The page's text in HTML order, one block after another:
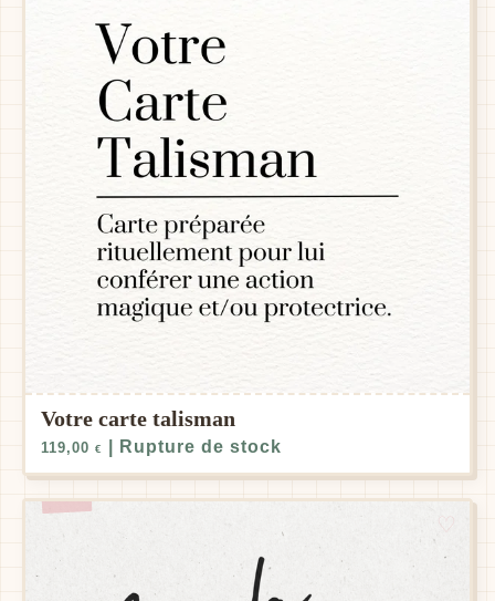
Votre carte talisman
119,00 € | Rupture de stock